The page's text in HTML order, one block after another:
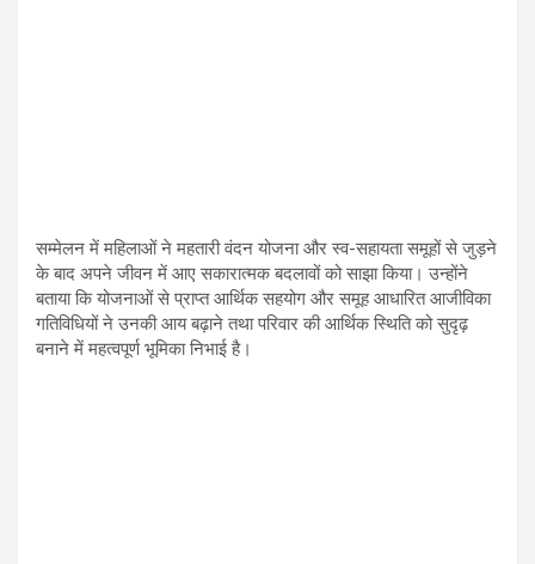
सम्मेलन में महिलाओं ने महतारी वंदन योजना और स्व-सहायता समूहों से जुड़ने
के बाद अपने जीवन में आए सकारात्मक बदलावों को साझा किया। उन्होंने
बताया कि योजनाओं से प्राप्त आर्थिक सहयोग और समूह आधारित आजीविका
गतिविधियों ने उनकी आय बढ़ाने तथा परिवार की आर्थिक स्थिति को सुदृढ़
बनाने में महत्वपूर्ण भूमिका निभाई है।